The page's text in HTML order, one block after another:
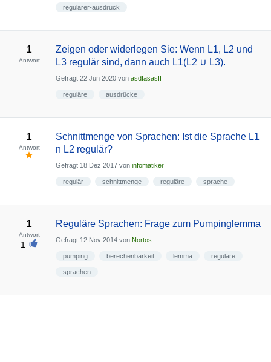
regulärer-ausdruck
1
Antwort
Zeigen oder widerlegen Sie: Wenn L1, L2 und
L3 regulär sind, dann auch L1(L2 ∪ L3).
Gefragt 22 Jun 2020 von asdfasasff
reguläre ausdrücke
1
Antwort
Schnittmenge von Sprachen: Ist die Sprache L1
n L2 regulär?
Gefragt 18 Dez 2017 von infomatiker
regulär schnittmenge reguläre sprache
1
Antwort
1
Reguläre Sprachen: Frage zum Pumpinglemma
Gefragt 12 Nov 2014 von Nortos
pumping berechenbarkeit lemma reguläre
sprachen